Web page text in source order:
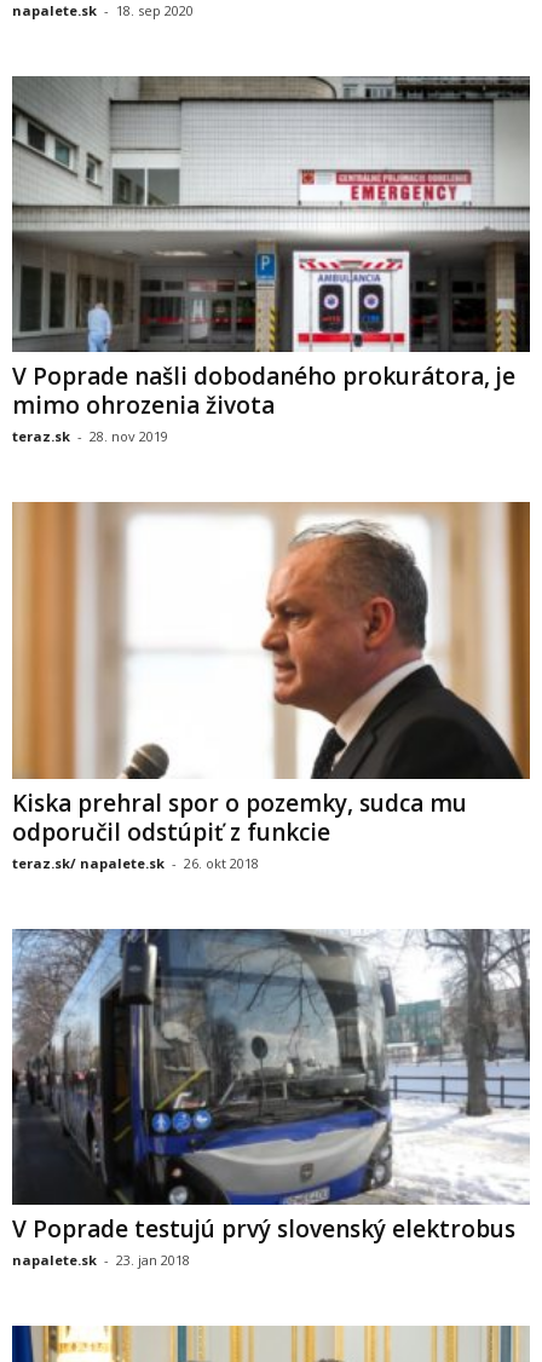
napalete.sk - 18. sep 2020
V Poprade našli dobodaného prokurátora, je
mimo ohrozenia života
teraz.sk - 28. nov 2019
Kiska prehral spor o pozemky, sudca mu
odporučil odstúpiť z funkcie
teraz.sk/ napalete.sk - 26. okt 2018
V Poprade testujú prvý slovenský elektrobus
napalete.sk - 23. jan 2018